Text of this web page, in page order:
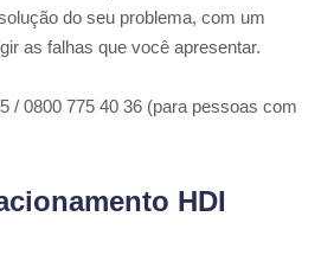
do seu problema, com um
as falhas que você apresentar.
/ 0800 775 40 36 (para pessoas com
HDI